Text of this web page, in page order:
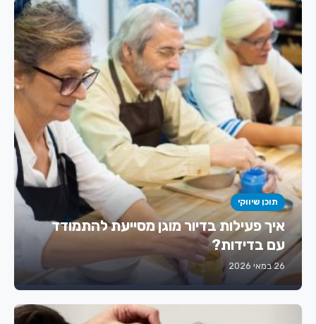
תוכן שיווקי
איך פעילות בדיור מוגן מסייעת להתמודד
עם בדידות?
26 במאי 2026